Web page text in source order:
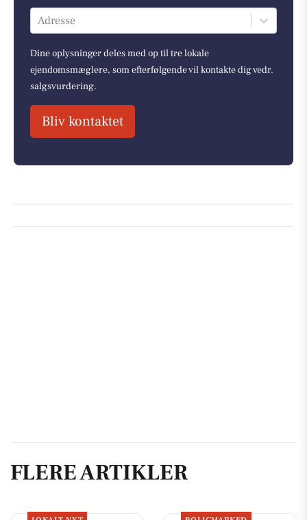
Adresse
Dine oplysninger deles med op til tre lokale
ejendomsmæglere, som efterfølgende vil kontakte dig vedr.
salgsvurdering.
Bliv kontaktet
FLERE ARTIKLER